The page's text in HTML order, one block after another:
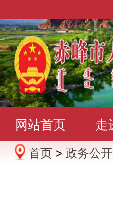
网站首页 走
办事服务 政
首页 > 政务公开